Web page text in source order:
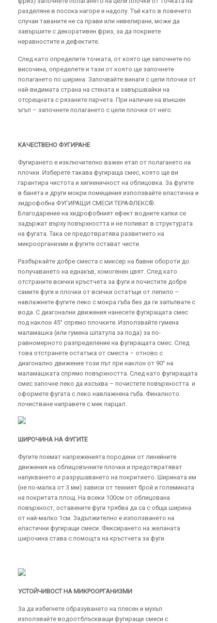
разделяне в посока нагоре и надолу. Тъй като в повечето
случаи таваните не са прави или нивелирани, може да
завършите с декоративен фриз, за да покриете
неравностите и дефектите.
След като определите точката, от която ще започнете по
височина, определете и тази от която ще започнете
полагането по ширина. Започвайте винаги с цели плочки от
най-видимата страна на стената и завършвайки на
отсрещната с рязаните парчета. При наличие на външен
ъгъл – започнете полагането с цели плочки от него.
КАЧЕСТВЕНО ФУГИРАНЕ
Фугирането е изключително важен етап от полагането на
плочки. Изберете такава фугираща смес, която ще ви
гарантира чистота и хигиеничност на облицовка. За фугите
в банята и други мокри помещения използвайте еластична и
хидрофобна ФУГИРАЩИ СМЕСИ ТЕРАФЛЕКС®.
Благодарение на хидрофобният ефект водните капки се
задържат върху повърхността и не попиват в структурата
на фугата. Така се предотвратява развитието на
микроорганизми и фугите остават чисти.
Разбъркайте добре сместа с миксер на бавни обороти до
получаването на еднакъв, хомогенен цвят. След като
отстраните всички кръстчета за фуги и почистите добре
самите фуги и плочки от всички остатъци от лепило –
навлажнете фугите леко с мокра гъба без да ги запълвате с
вода. С диагонални движения нанесете фугиращата смес
под наклон 45° спрямо плочките. Използвайте гумена
маламашка (или гумена шпатула за пода) за по-
равномерното разпределение на фугиращата смес. След
това отстранете остатъка от сместа – отново с
диагонално движение този път при наклон от 90° на
маламашката спрямо повърхността. След като фугиращата
смес започне леко да изсъхва – почистете повърхността и
оформете фугата с леко навлажнена гъба. Финалното
почистване направете с мек парцал.
ШИРОЧИНА НА ФУГИТЕ
Фугите поемат напреженията породени от линейните
движения на облицовъчните плочки и предотвратяват
напукването и разрушаването на покритието. Ширината им
(не по-малка от 3 мм) зависи от техният брой и големината
на покритата площ. На всеки 100см от облицована
повърхност, оставените фуги трябва да са с обща ширина
от най-малко 1см. Задължително е използването на
еластични фугиращи смеси. Фиксирането на желаната
широчина става с помощта на кръстчета за фуги.
УСТОЙЧИВОСТ НА МИКРООРГАНИЗМИ
За да избегнете образуването на плесен и мухъл
използвайте водоотблъскващи фугиращи смеси с